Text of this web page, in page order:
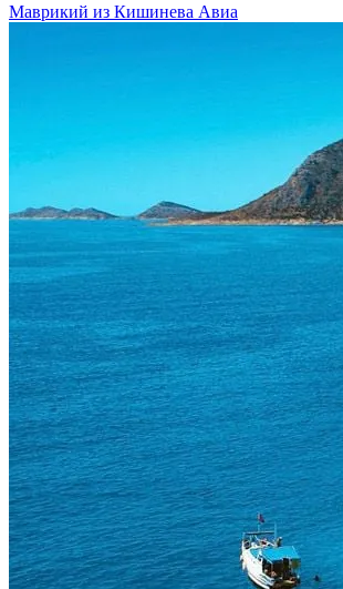
Маврикий из Кишинева Авиа